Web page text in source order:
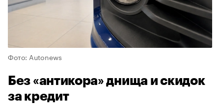
Фото: Autonews
Без «антикора» днища и скидок
за кредит